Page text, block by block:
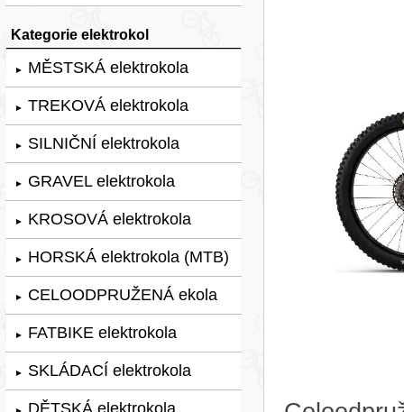
Kategorie elektrokol
► MĚSTSKÁ elektrokola
► TREKOVÁ elektrokola
► SILNIČNÍ elektrokola
► GRAVEL elektrokola
► KROSOVÁ elektrokola
► HORSKÁ elektrokola (MTB)
► CELOODPRUŽENÁ ekola
► FATBIKE elektrokola
► SKLÁDACÍ elektrokola
DĚTSKÁ elektrokola